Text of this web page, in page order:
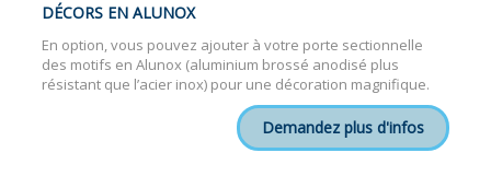
DÉCORS EN ALUNOX
En option, vous pouvez ajouter à votre porte sectionnelle
des motifs en Alunox (aluminium brossé anodisé plus
résistant que l’acier inox) pour une décoration magnifique.
Demandez plus d'infos